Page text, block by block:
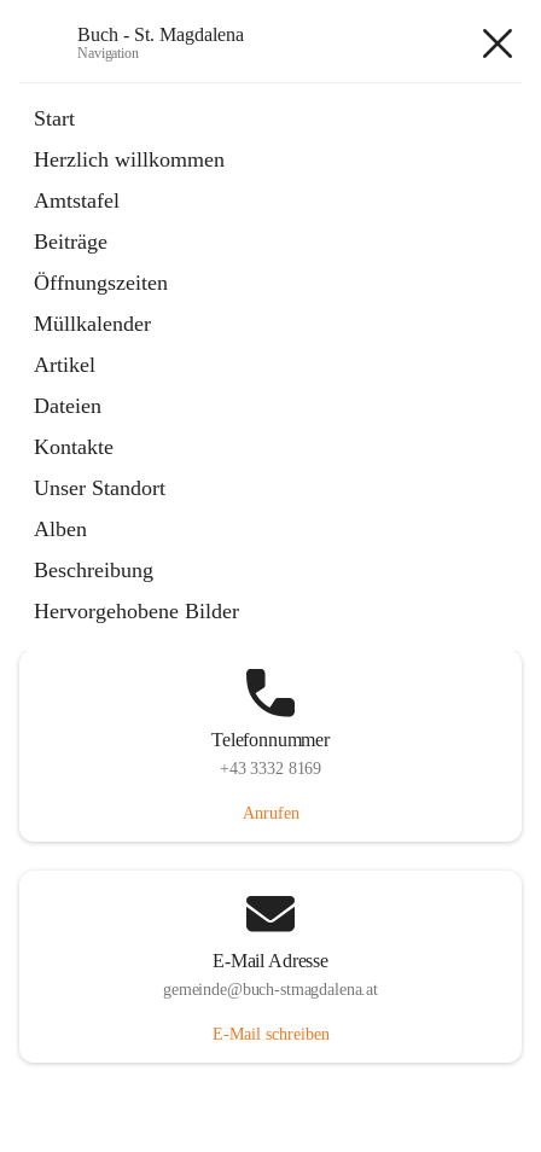
Buch - St. Magdalena
Navigation
Start
Herzlich willkommen
Amtstafel
Beiträge
Öffnungszeiten
Müllkalender
Artikel
Dateien
Kontakte
Unser Standort
Alben
Beschreibung
Hervorgehobene Bilder
11 Schnellzugriffe
Bürgerservice
10 Schnellzugriffe
Telefonnummer
+43 3332 8169
Anrufen
E-Mail Adresse
gemeinde@buch-stmagdalena.at
E-Mail schreiben